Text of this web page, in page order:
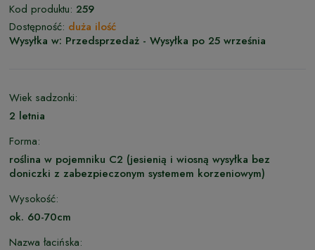
Kod produktu: 259
Dostępność: duża ilość
Wysyłka w: Przedsprzedaż - Wysyłka po 25 września
Wiek sadzonki:
2 letnia
Forma:
roślina w pojemniku C2 (jesienią i wiosną wysyłka bez
doniczki z zabezpieczonym systemem korzeniowym)
Wysokość:
ok. 60-70cm
Nazwa łacińska: